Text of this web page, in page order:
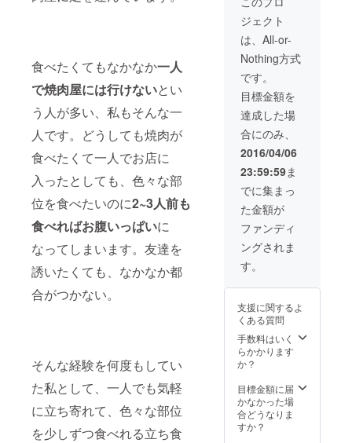
食べたくてもなかなか一人
で焼肉屋には行けないとい
う人が多い、私もそんな一
人です。どうしても焼肉が
食べたくて一人でお店に
入ったとしても、色々な部
位を食べたいのに2~3人前も
食べればお腹いっぱいに
なってしまいます。友達を
誘いたくても、なかなか都
合がつかない。
そんな経験を何度もしてい
た私として、一人でも気軽
に立ち寄れて、色々な部位
を少しずつ食べれる立ち食
は4/7・
8の予定
です。
ジェクト
は、All-or-
Nothing方式
です。
目標金額を
達成した場
合にのみ、
2016/04/06
23:59:59ま
でに集まっ
た金額が
ファンディ
ングされま
す。
支援に関するよ
くある質問
手数料はいく
らかかります
か？
目標金額に届
かなかった場
合どうなりま
すか？